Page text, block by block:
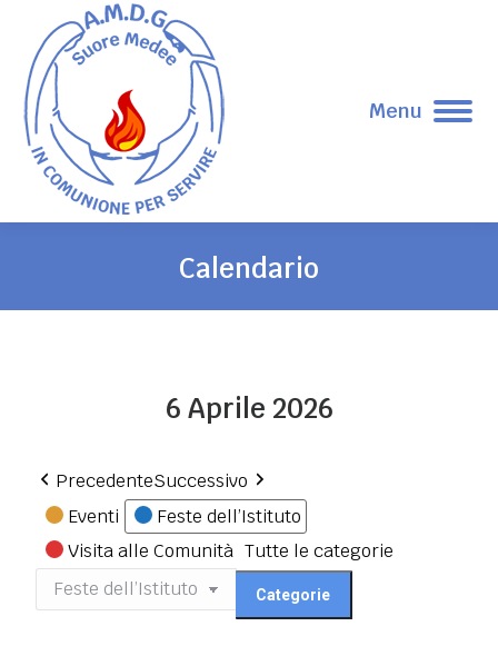
Menu
Calendario
Tu sei qui:
6 Aprile 2026
PrecedenteSuccessivo
Categorie
Eventi
Feste dell’Istituto
Visita alle Comunità Tutte le categorie
Categorie